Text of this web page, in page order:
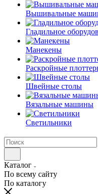
Вышивальные
Гладильное
Манекены
Раскройные
Швейные столы
Вязальные машины
Светильники
Каталог
По всему сайту
По каталогу